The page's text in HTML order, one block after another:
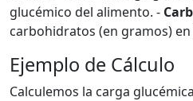
glucémico del alimento. -
carbohidratos (en gramos)
Ejemplo de Cálculo
Calculemos la carga